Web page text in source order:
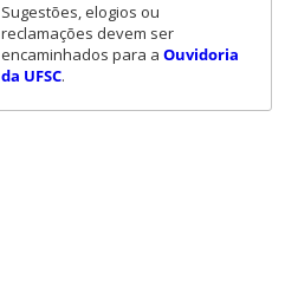
Sugestões, elogios ou
reclamações devem ser
encaminhados para a Ouvidoria
da UFSC.